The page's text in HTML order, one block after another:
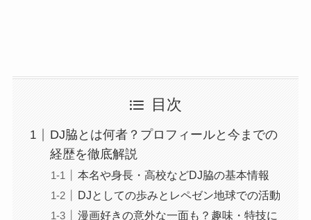
目次
DJ脇とは何者？プロフィールと今までの
経歴を徹底解説
本名や身長・高校などDJ脇の基本情報
DJとしての歩みとレペゼン地球での活動
漫画好きの意外な一面も？趣味・特技に